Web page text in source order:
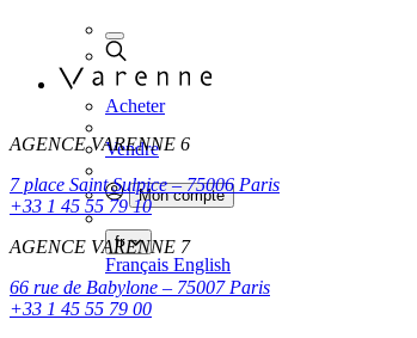
Acheter
Vendre
Mon compte
fr
Français English
AGENCE VARENNE 6
7 place Saint Sulpice – 75006 Paris
+33 1 45 55 79 10
AGENCE VARENNE 7
66 rue de Babylone – 75007 Paris
+33 1 45 55 79 00